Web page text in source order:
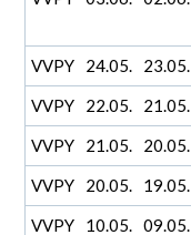
VVPY 24.05. 23.05.
VVPY
22.05. 21.05.
VVPY
21.05. 20.05.
VVPY
20.05. 19.05.
VVPY
10.05. 09.05.